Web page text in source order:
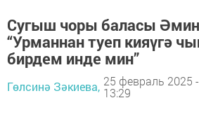
Сугыш чоры баласы
“Урманнан туеп кияүгә
бирдем инде мин”
Гөлсинә Зәкиева, 25 февраль 2025 -
13:29